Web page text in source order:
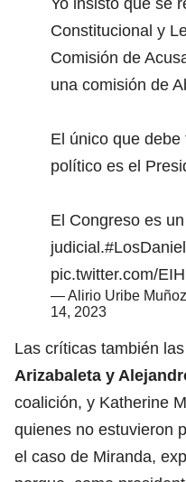
Constitucional y
Comisión de
una comisión de
El único que
político es el
El Congreso es
judicial.
pic.twitter.com/
— Alirio Uribe
14, 2023
Las críticas también las
Arizabaleta y
coalición, y Katherine
quienes no estuvieron
el caso de Miranda,